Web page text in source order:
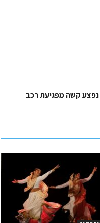
נפצע קשה מפגיעת רכב